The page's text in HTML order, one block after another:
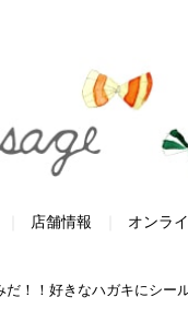
店舗情報 オンラ
だ！！好きなハガキにシ